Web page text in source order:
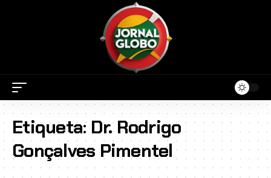
Etiqueta: Dr. Rodrigo
Gonçalves Pimentel